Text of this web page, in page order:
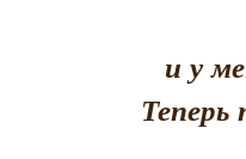
и у